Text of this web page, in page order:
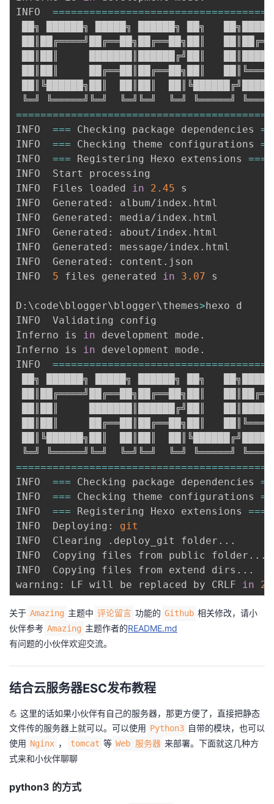
INFO ====================================
██╗ ██████╗ █████╗ ██████╗ ██╗
██║██╔════╝██╔══██╗██╔══██╗██║
██║██║     ███████║██████╔╝██║
██║██║     ██╔══██║██╔══██╗██║
██║╚██████╗██║  ██║██║
==========================================
INFO === Checking package dependencies ==
INFO === Checking theme configurations ==
INFO === Registering Hexo extensions ===
INFO  Start processing
INFO  Files loaded in 2.45 s
INFO  Generated: album/index.html
INFO  Generated: media/index.html
INFO  Generated: about/index.html
INFO  Generated: message/index.html
INFO  Generated: content.json
INFO 5 files generated in 3.07 s
D: \code\ blogger\ blogger\themes> hexo d
INFO  Validating config
Inferno is in development mode.
Inferno is in development mode.
INFO ====================================
██╗ ██████╗ █████╗ ██████╗ ██╗
██║██╔════╝██╔══██╗██╔══██╗██║
██║██║     ███████║██████╔╝██║
██║██║     ██╔══██║██╔══██╗██║
██║╚██████╗██║  ██║██║
==========================================
INFO === Checking package dependencies ==
INFO === Checking theme configurations ==
INFO === Registering Hexo extensions ===
INFO  Deploying: git
INFO  Clearing .deploy_git folder .. .
INFO  Copying files from public folder .. .
INFO  Copying files from extend dirs .. .
warning: LF will be replaced by CRLF in 20
关于 Amazing 主题中 评论留言 功能的 Github 相关修改，请小
伙伴参考 Amazing 主题作者的README.md
有问题的小伙伴欢迎交流。
结合云服务器ESC发布教程
💪 这里的话如果小伙伴有自己的服务器，那更方便了，直接把静态
文件传的服务器上就可以。可以使用 Python3 自带的模块，也可以
使用 Nginx ， tomcat 等 Web 服务器 来部署。下面就这几种方
式来和小伙伴聊聊
python3 的方式